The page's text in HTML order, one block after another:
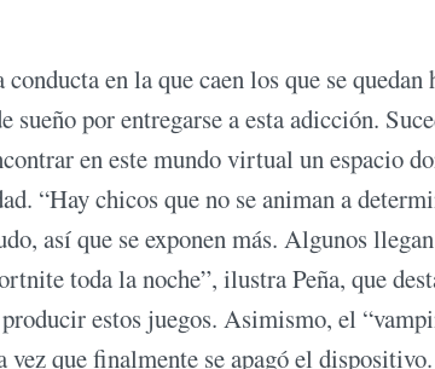
en la que caen los que se quedan
sueño por entregarse a esta adicción.
en este mundo virtual un espacio
“Hay chicos que no se animan a
así que se exponen más. Algunos
toda la noche”, ilustra Peña, que
estos juegos. Asimismo, el
que finalmente se apagó el